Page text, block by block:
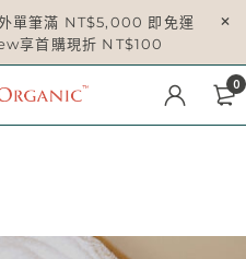
單筆滿 NT$5,000 即免運
享首購現折 NT$100
0